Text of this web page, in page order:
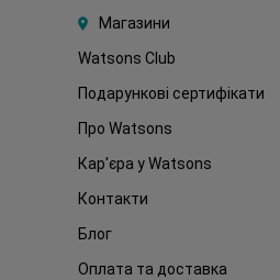
Магазини
Watsons Club
Подарункові сертифікати
Про Watsons
Кар'єра у Watsons
Контакти
Блог
Оплата та доставка